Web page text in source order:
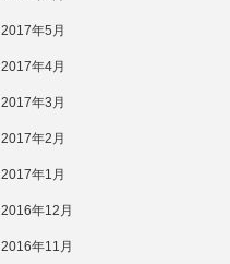
2017年5月
2017年4月
2017年3月
2017年2月
2017年1月
2016年12月
2016年11月